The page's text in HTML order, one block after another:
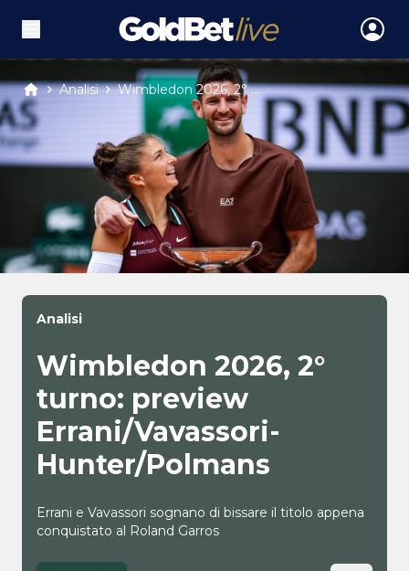
Analisi Wimbledon 2026, 2° ...
Analisi
Wimbledon 2026, 2°
turno: preview
Errani/Vavassori-
Hunter/Polmans
Errani e Vavassori sognano di bissare il titolo appena
conquistato al Roland Garros